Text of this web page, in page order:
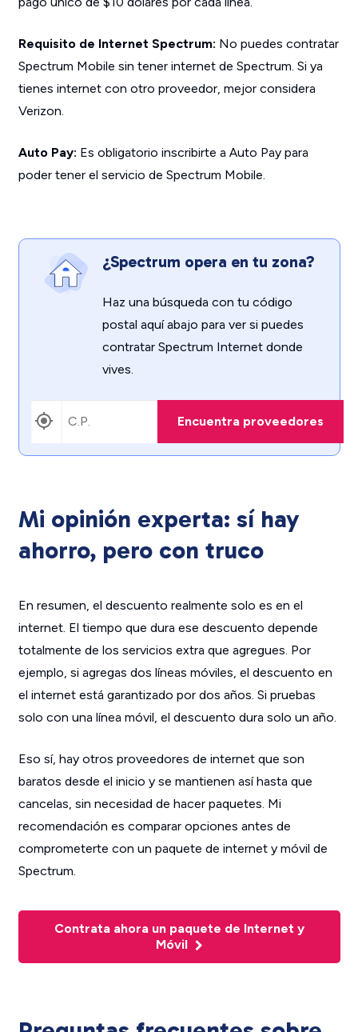
Requisito de Internet Spectrum: No puedes contratar
Spectrum Mobile sin tener internet de Spectrum. Si ya
tienes internet con otro proveedor, mejor considera
Verizon.
Auto Pay: Es obligatorio inscribirte a Auto Pay para
poder tener el servicio de Spectrum Mobile.
¿Spectrum opera en tu zona?
Haz una búsqueda con tu código
postal aquí abajo para ver si puedes
contratar Spectrum Internet donde
vives.
Encuentra proveedores
Mi opinión experta: sí hay
ahorro, pero con truco
En resumen, el descuento realmente solo es en el
internet. El tiempo que dura ese descuento depende
totalmente de los servicios extra que agregues. Por
ejemplo, si agregas dos líneas móviles, el descuento en
el internet está garantizado por dos años. Si pruebas
solo con una línea móvil, el descuento dura solo un año.
Eso sí, hay otros proveedores de internet que son
baratos desde el inicio y se mantienen así hasta que
cancelas, sin necesidad de hacer paquetes. Mi
recomendación es comparar opciones antes de
comprometerte con un paquete de internet y móvil de
Spectrum.
Contrata ahora un paquete de Internet y
Móvil